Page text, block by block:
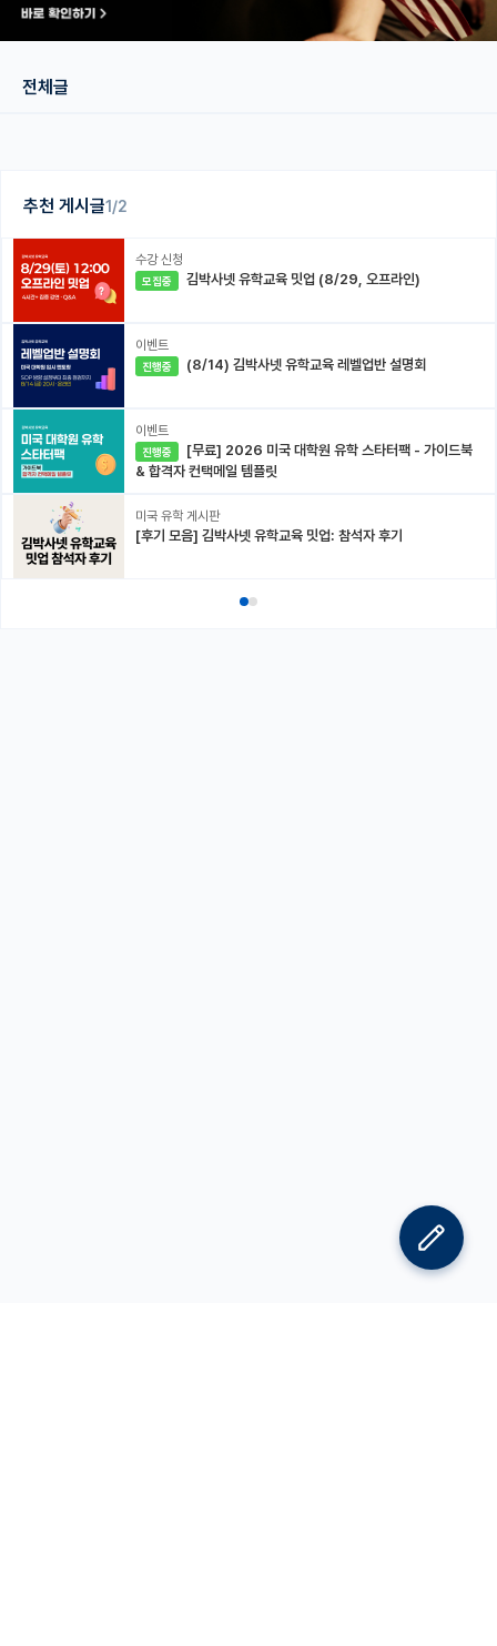
재팬라운지 🌸
추천 게시글1/2
수강 신청
모집중 김박사넷 유학교육 밋업 (8/29, 오프라인)
이벤트
진행중 (8/14) 김박사넷 유학교육 레벨업반 설명회
이벤트
진행중
& 합격자 컨택메일 템플릿
미국 유학 게시판
[후기 모음] 김박사넷 유학교육 밋업: 참석자 후기
전체글